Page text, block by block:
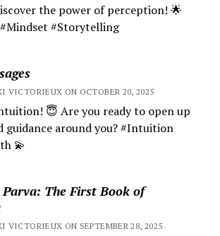
the power of perception! 🌟
#Storytelling
VICTORIEUX ON OCTOBER 20, 2025
😇 Are you ready to open up
guidance around you? #Intuition
💫
The First Book of
VICTORIEUX ON SEPTEMBER 28, 2025